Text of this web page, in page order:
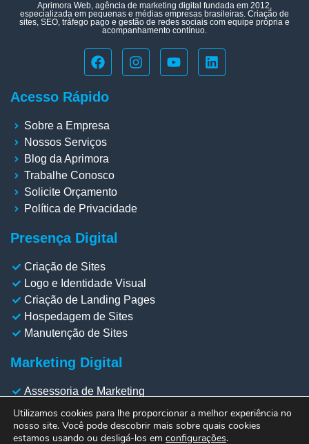
Aprimora Web, agência de marketing digital fundada em 2012,
especializada em pequenas e médias empresas brasileiras. Criação de
sites, SEO, tráfego pago e gestão de redes sociais com equipe própria e
acompanhamento contínuo.
Acesso Rápido
Sobre a Empresa
Nossos Serviços
Blog da Aprimora
Trabalhe Conosco
Solicite Orçamento
Política de Privacidade
Presença Digital
Criação de Sites
Logo e Identidade Visual
Criação de Landing Pages
Hospedagem de Sites
Manutenção de Sites
Marketing Digital
Assessoria de Marketing
Gestão de Redes Sociais
Gestão de Meta Ads
Gestão de Google Ads
Utilizamos cookies para lhe proporcionar a melhor experiência no
nosso site. Você pode descobrir mais sobre quais cookies
estamos usando ou desligá-los em configurações.